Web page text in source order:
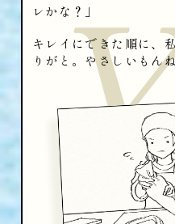
レかな？」
キレイにできた順に、
りがと。やさしいもんね